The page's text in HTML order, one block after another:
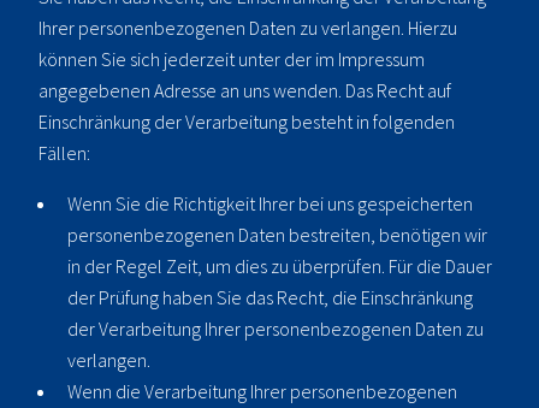
Ihrer personenbezogenen Daten zu verlangen. Hierzu
können Sie sich jederzeit unter der im Impressum
angegebenen Adresse an uns wenden. Das Recht auf
Einschränkung der Verarbeitung besteht in folgenden
Fällen:
Wenn Sie die Richtigkeit Ihrer bei uns gespeicherten
personenbezogenen Daten bestreiten, benötigen wir
in der Regel Zeit, um dies zu überprüfen. Für die Dauer
der Prüfung haben Sie das Recht, die Einschränkung
der Verarbeitung Ihrer personenbezogenen Daten zu
verlangen.
Wenn die Verarbeitung Ihrer personenbezogenen